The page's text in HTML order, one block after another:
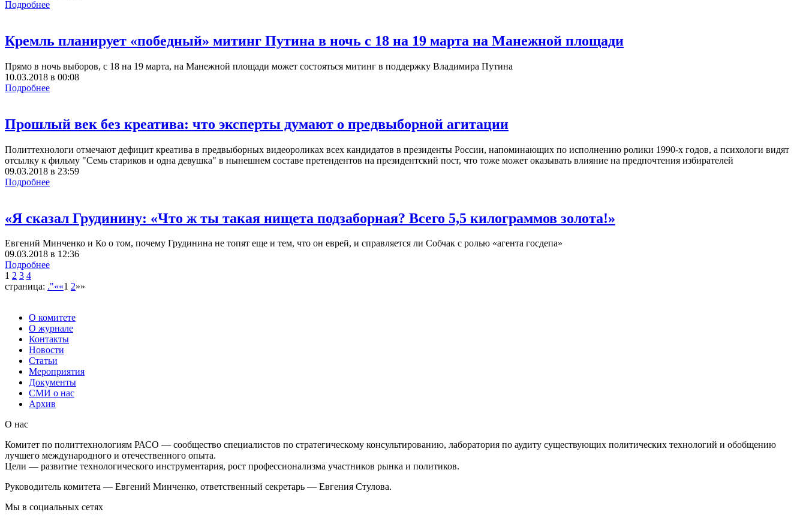
Подробнее
Кремль планирует «победный» митинг Путина в ночь с 18 на 19 марта на Манежной площади
Прямо в ночь выборов, с 18 на 19 марта, на Манежной площади может состояться митинг в поддержку Владимира Путина
10.03.2018 в 00:08
Подробнее
Прошлый век без креатива: что эксперты думают о предвыборной агитации
Политтехнологи отмечают дефицит креатива в предвыборных видеороликах всех кандидатов в президенты России, напоминающих по исполнению ролики 1990-х годов, а психологи видят
отсылку к фильму "Семь стариков и одна девушка" в нынешнем составе претендентов на президентский пост, что тоже может оказывать влияние на предпочтения избирателей
09.03.2018 в 23:59
Подробнее
«Я сказал Грудинину: «Что ж ты такая нищета подзаборная? Всего 5,5 килограммов золота!»
Евгений Минченко и Ко о том, почему Грудинина не топят еще и тем, что он еврей, и справляется ли Собчак с ролью «агента госдепа»
09.03.2018 в 12:36
Подробнее
1 2 3 4
страница: ."««1 2»»
О комитете
О журнале
Контакты
Новости
Статьи
Мероприятия
Документы
СМИ о нас
Архив
О нас
Комитет по политтехнологиям РАСО — сообщество специалистов по стратегическому консультированию, лаборатория по аудиту существующих политических технологий и обобщению
лучшего международного и отечественного опыта.
Цели — развитие технологического инструментария, рост профессионализма участников рынка и политиков.
Руководитель комитета — Евгений Минченко, ответственный секретарь — Евгения Стулова.
Мы в социальных сетях